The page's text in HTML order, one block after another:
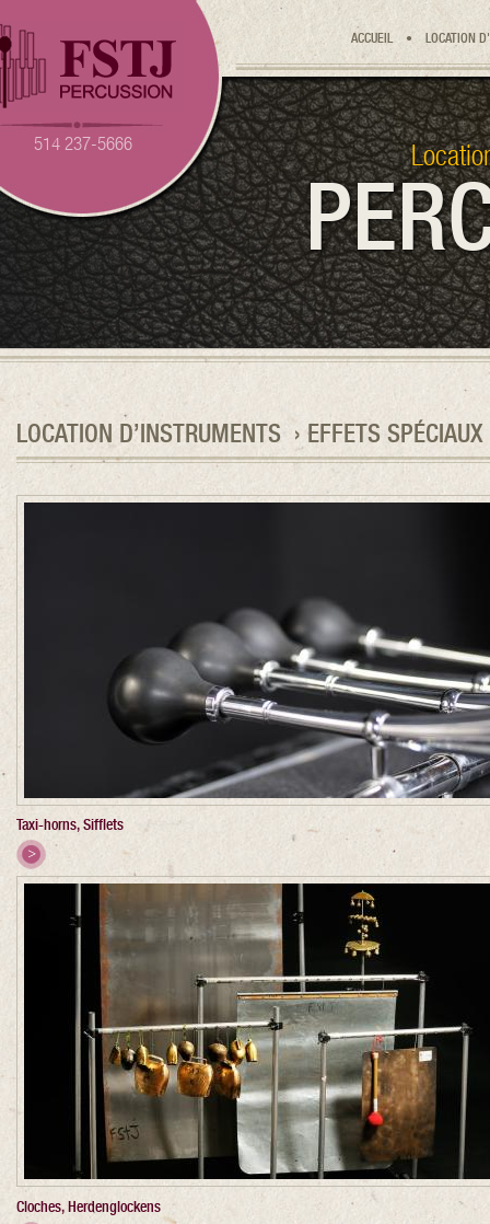
514 237-5666
ACCUEIL • LOCATION
LOCATION D’INSTRUMENTS › EFFETS SPÉCIAUX
Taxi-horns, Sifflets
Cloches, Herdenglockens